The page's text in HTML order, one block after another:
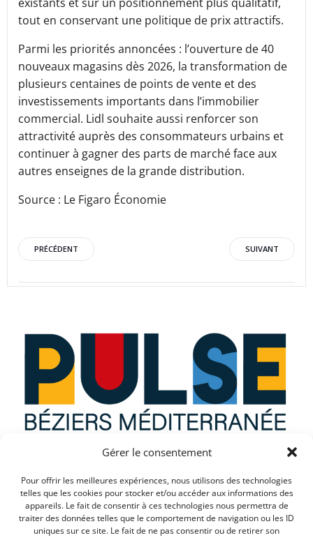
Gérer le consentement
Pour offrir les meilleures expériences, nous utilisons des technologies
telles que les cookies pour stocker et/ou accéder aux informations des
appareils. Le fait de consentir à ces technologies nous permettra de
traiter des données telles que le comportement de navigation ou les ID
uniques sur ce site. Le fait de ne pas consentir ou de retirer son
tout en conservant une politique de prix attractifs.
Parmi les priorités annoncées : l’ouverture de 40
nouveaux magasins dès 2026, la transformation de
plusieurs centaines de points de vente et des
investissements importants dans l’immobilier
commercial. Lidl souhaite aussi renforcer son
attractivité auprès des consommateurs urbains et
continuer à gagner des parts de marché face aux
autres enseignes de la grande distribution.
Source : Le Figaro Économie
Post
navigation
PRÉCÉDENT
navigation
SUIVANT
Que recherchez vous ?